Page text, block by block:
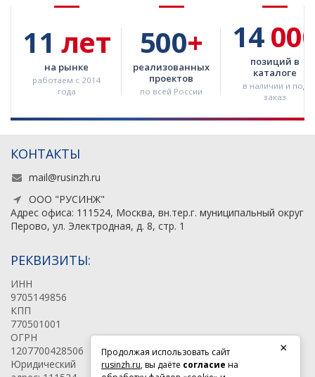
11 лет
на рынке
работаем с 2014
года
500+
реализованных
проектов
по всей России
14
позиций в
каталоге
в наличии и под
заказ
КОНТАКТЫ
mail@rusinzh.ru
ООО "РУСИНЖ"
Адрес офиса: 111524, Москва, вн.тер.г. муниципальный округ
Перово, ул. Электродная, д. 8, стр. 1
РЕКВИЗИТЫ:
ИНН
9705149856
КПП
770501001
ОГРН
1207700428506
Юридический
Продолжая использовать сайт
rusinzh.ru, вы даёте согласие на
×